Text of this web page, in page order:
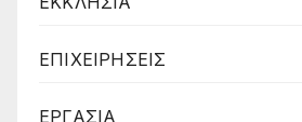
ΕΠΙΧΕΙΡΗΣΕΙΣ
ΕΡΓΑΣΙΑ